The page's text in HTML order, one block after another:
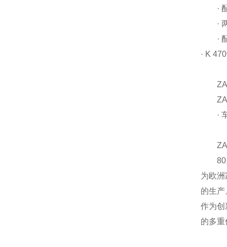
· 配
· 两
· 配
· K 470
· 车
80多
为欧
的生
作为
的多